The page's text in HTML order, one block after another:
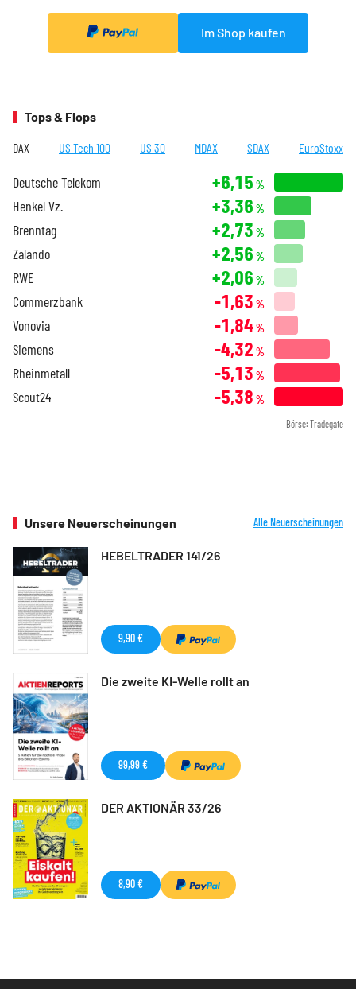
Im Shop kaufen
Tops & Flops
DAX US Tech 100 US 30 MDAX SDAX EuroStoxx
Deutsche Telekom +6,15 %
Henkel Vz. +3,36 %
Brenntag +2,73 %
Zalando +2,56 %
RWE +2,06 %
Commerzbank -1,63 %
Vonovia -1,84%
Siemens -4,32 %
Rheinmetall -5,13 %
Scout24 -5,38 %
Börse: Tradegate
Unsere Neuerscheinungen Alle Neuerscheinungen
HEBELTRADER 141/26
9,90 €
Die zweite KI-Welle rollt an
99,99 €
DER AKTIONÄR 33/26
8,90 €